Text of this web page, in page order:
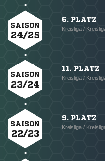
SAISON
24/25
6. PLATZ
Kreisliga /
SAISON
23/24
11. PLATZ
Kreisliga /
SAISON
22/23
9. PLATZ
Kreisliga /